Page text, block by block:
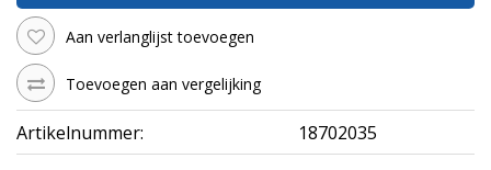
Aan verlanglijst toevoegen
Toevoegen aan vergelijking
Artikelnummer: 18702035